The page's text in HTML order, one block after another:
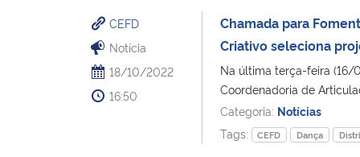
CEFD
Notícia
18/10/2022
16:50
Chamada para
Criativo seleciona
Na última terça-feira (16/
Coordenadoria de
Categoria: Notícias
Tags:
CEFD Dança